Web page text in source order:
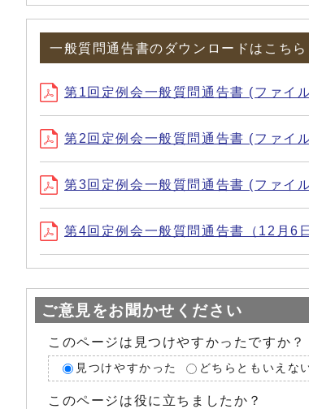
一般質問通告書のダウンロードはこちら
第1回定例会一般質問通告書 (ファ
第2回定例会一般質問通告書 (ファ
第3回定例会一般質問通告書 (ファ
第4回定例会一般質問通告書（12月
ご意見をお聞かせください
このページは見つけやすかったですか？
見つけやすかった どちらともいえな
このページは役に立ちましたか？